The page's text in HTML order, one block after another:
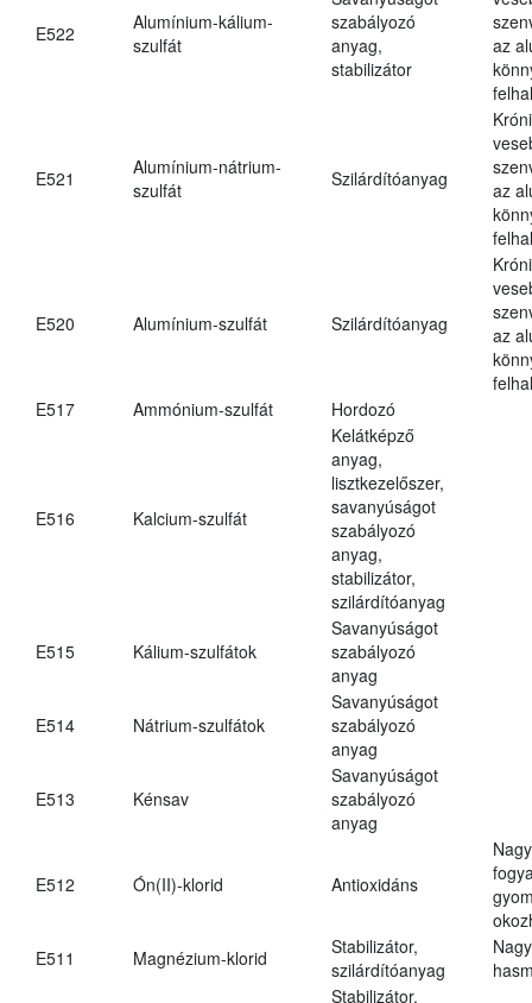
E522
Alumínium-kálium-
szulfát
szabályozó
anyag,
stabilizátor
az
E521
Alumínium-nátrium-
szulfát
Szilárdítóanyag
az
E520 Alumínium-szulfát Szilárdítóanyag
az
E517
Ammónium-szulfát Hordozó
E516 Kalcium-szulfát
Kelátképző
anyag,
lisztkezelőszer,
savanyúságot
szabályozó
anyag,
stabilizátor,
szilárdítóanyag
E515 Kálium-szulfátok
Savanyúságot
szabályozó
anyag
E514 Nátrium-szulfátok
Savanyúságot
szabályozó
anyag
E513 Kénsav
Savanyúságot
szabályozó
anyag
E512 Ón(II)-klorid Antioxidáns
E511
Magnézium-klorid
Stabilizátor,
szilárdítóanyag
Stabilizátor,